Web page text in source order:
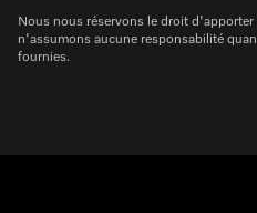
Nous nous réservons le droit
n'assumons aucune responsabilité
fournies.